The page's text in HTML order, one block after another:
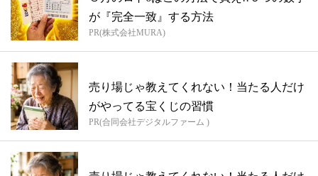
が『完全一致』する方法
PR(株式会社MURA)
売り場じゃ教えてくれない！当たる人だけ
がやってる宝くじの習慣
PR(合同会社デジタルファーム )